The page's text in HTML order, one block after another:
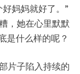
妈妈就好了。”
，她在心里默默
是什么样的呢？
片子陷入持续的